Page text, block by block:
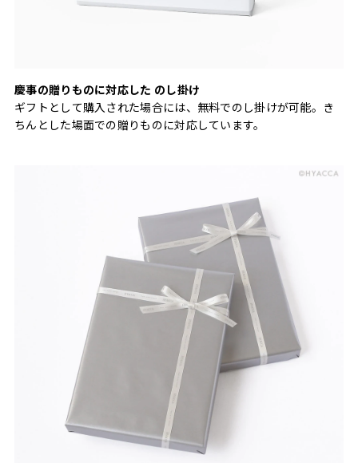
慶事の贈りものに対応した のし掛け
ギフトとして購入された場合には、無料でのし掛けが可能。き
ちんとした場面での贈りものに対応しています。